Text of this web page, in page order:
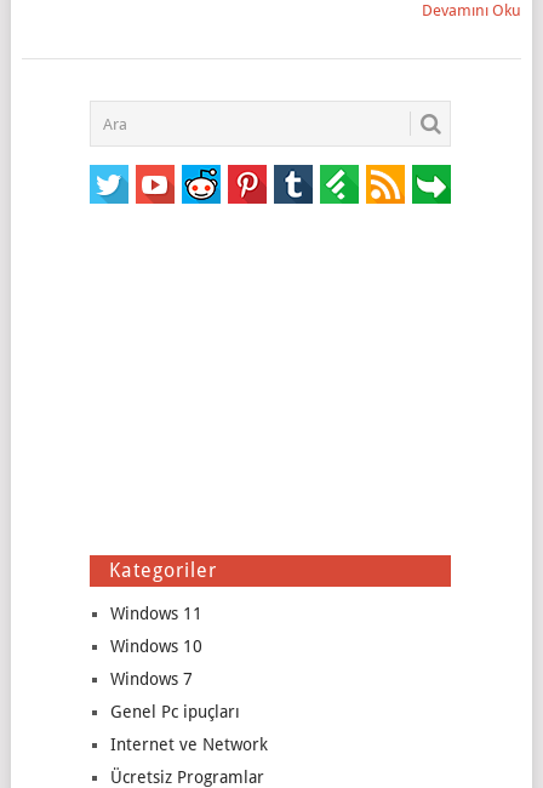
Devamını Oku
Kategoriler
Windows 11
Windows 10
Windows 7
Genel Pc ipuçları
Internet ve Network
Ücretsiz Programlar